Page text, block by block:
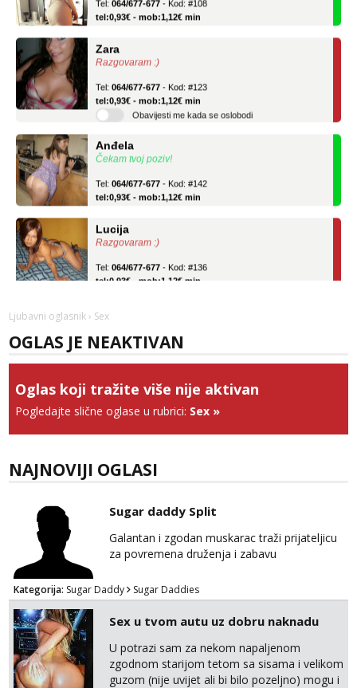
tel:0,93€ - mob:1,12€ min
Razgovaram :)
tel:0,93€ - mob:1,12€ min
Obavijesti me kada se oslobodi
Čekam tvoj poziv!
tel:0,93€ - mob:1,12€ min
Razgovaram :)
tel:0,93€ - mob:1,12€ min
Obavijesti me kada se oslobodi
Ivančica
tel:0,93€ - mob:1,12€ min
Zara
Razgovaram :)
Tel:064/677-677- Kod: #123
Obavijesti me kada se oslobodi
Čekam tvoj poziv!
064/677-677 - Kod: #142
tel:0,93€ - mob:1,12€ min
Ljubavni oglasnik › Sex
OGLAS JE NEAKTIVAN
Oglas koji tražite više nije aktivan
Pogledajte slične oglase u rubrici: Sex »
NAJNOVIJI OGLASI
Sugar daddy Split
Galantan i zgodan muskarac traži prijateljicu
za povremena druženja i zabavu
Kategorija: Sugar Daddy Sugar Daddies
Sex u tvom autu uz dobru naknadu
U potrazi sam za nekom napaljenom
zgodnom starijom tetom sa sisama i velikom
guzom (nije uvijet ali bi bilo pozeljno) mogu i